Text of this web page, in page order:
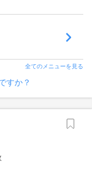
全てのメニューを見る
すか？